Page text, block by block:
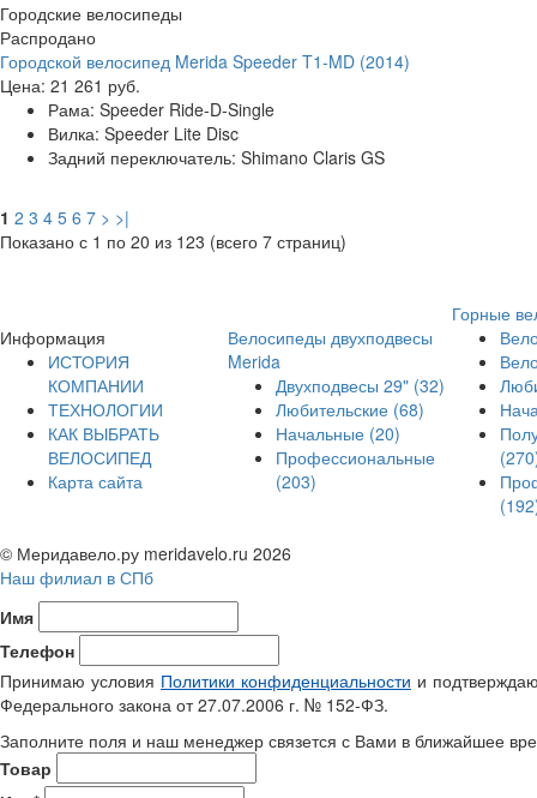
Городские велосипеды
Распродано
Городской велосипед Merida Speeder T1-MD (2014)
Цена: 21 261 руб.
Рама: Speeder Ride-D-Single
Вилка: Speeder Lite Disc
Задний переключатель: Shimano Claris GS
1 2 3 4 5 6 7 > >|
Показано с 1 по 20 из 123 (всего 7 страниц)
Информация
ИСТОРИЯ
КОМПАНИИ
ТЕХНОЛОГИИ
КАК ВЫБРАТЬ
ВЕЛОСИПЕД
Карта сайта
Велосипеды двухподвесы
Merida
Двухподвесы 29" (32)
Любительские (68)
Начальные (20)
Профессиональные
(203)
Горные
© Меридавело.ру meridavelo.ru 2026
Наш филиал в СПб
Имя
Телефон
Принимаю условия Политики конфиденциальности и
Федерального закона от 27.07.2006 г. № 152-ФЗ.
Заполните поля и наш менеджер связется с Вами в ближайшее
Товар